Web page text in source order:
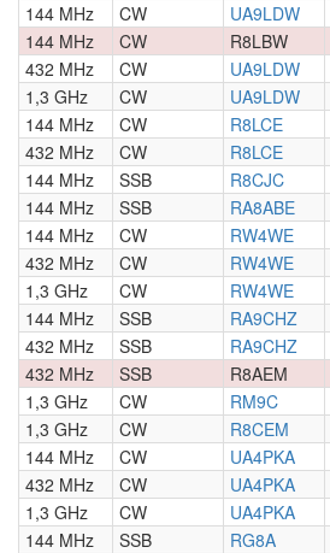
144 MHz
CW UA9LDW
144 MHz
CW R8LBW
432 MHz
CW UA9LDW
1,3 GHz
CW UA9LDW
144 MHz
CW R8LCE
432 MHz
CW R8LCE
144 MHz
SSB R8CJC
144 MHz
SSB RA8ABE
144 MHz
CW RW4WE
432 MHz
CW RW4WE
1,3 GHz
CW RW4WE
144 MHz
SSB RA9CHZ
432 MHz
SSB RA9CHZ
432 MHz
SSB R8AEM
1,3 GHz
CW RM9C
1,3 GHz
CW R8CEM
144 MHz
CW UA4PKA
432 MHz
CW UA4PKA
1,3 GHz
CW UA4PKA
144 MHz
SSB RG8A